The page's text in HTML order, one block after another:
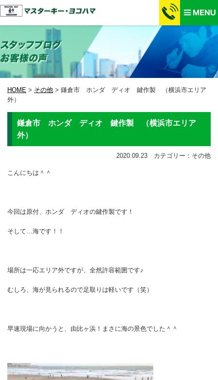
HOME > その他 > 鎌倉市 ホンダ ディオ 鍵作製 （横浜市エリア
外）
鎌倉市 ホンダ ディオ 鍵作製 （横浜市エリア
外）
2020.09.23 カテゴリー：その他
こんにちは＾＾
今回は原付、ホンダ ディオの鍵作製です！
そして…海です！！
場所は一応エリア外ですが、全然許容範囲です♪
むしろ、海が見られるので足取りは軽いです（笑）
早速現場に向かうと、由比ヶ浜！まさに海の景色でした＾＾